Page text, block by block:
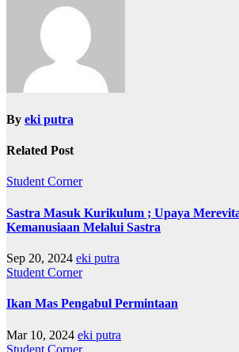
By eki putra
Related Post
Student Corner
Sastra Masuk Kurikulum ; Upaya
Kemanusiaan Melalui Sastra
Sep 20, 2024 eki putra
Student Corner
Ikan Mas Pengabul Permintaan
Mar 10, 2024 eki putra
Student Corner